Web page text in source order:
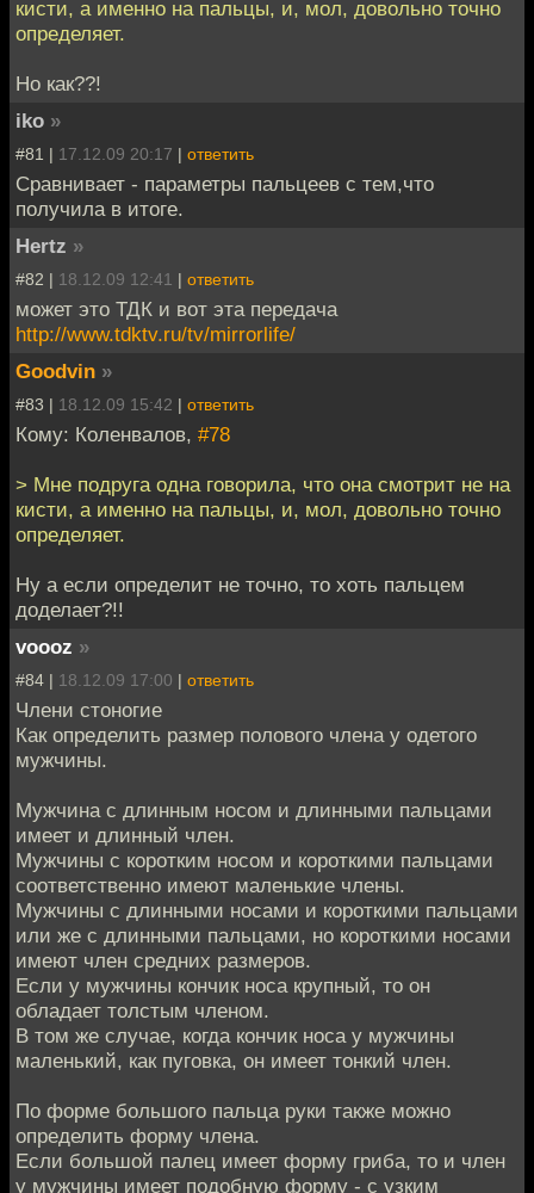
кисти, а именно на пальцы, и, мол, довольно точно
определяет.
Но как??!
iko »
#81 | 17.12.09 20:17 | ответить
Сравнивает - параметры пальцеев с тем,что
получила в итоге.
Hertz »
#82 | 18.12.09 12:41 | ответить
может это ТДК и вот эта передача
http://www.tdktv.ru/tv/mirrorlife/
Goodvin »
#83 | 18.12.09 15:42 | ответить
Кому: Коленвалов, #78
> Мне подруга одна говорила, что она смотрит не на
кисти, а именно на пальцы, и, мол, довольно точно
определяет.
Ну а если определит не точно, то хоть пальцем
доделает?!!
voooz »
#84 | 18.12.09 17:00 | ответить
Члени стоногие
Как определить размер полового члена у одетого
мужчины.
Мужчина с длинным носом и длинными пальцами
имеет и длинный член.
Мужчины с коротким носом и короткими пальцами
соответственно имеют маленькие члены.
Мужчины с длинными носами и короткими пальцами
или же с длинными пальцами, но короткими носами
имеют член средних размеров.
Если у мужчины кончик носа крупный, то он
обладает толстым членом.
В том же случае, когда кончик носа у мужчины
маленький, как пуговка, он имеет тонкий член.
По форме большого пальца руки также можно
определить форму члена.
Если большой палец имеет форму гриба, то и член
у мужчины имеет подобную форму - с узким